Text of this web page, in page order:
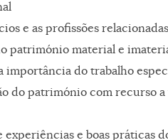
e as profissões
património material e
importância do trabalho
do património com recurso
e boas práticas